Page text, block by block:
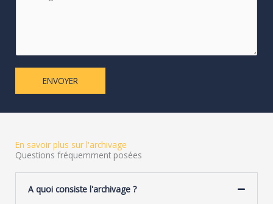
M
e
s
*
ENVOYER
En savoir plus sur l'archivage
Questions fréquemment posées
A quoi consiste l'archivage ?